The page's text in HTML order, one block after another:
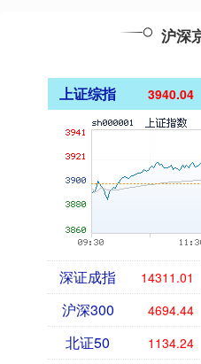
沪深
上证综指 3940.04
深证成指 14311.01
沪深300 4694.44
北证50 1134.24